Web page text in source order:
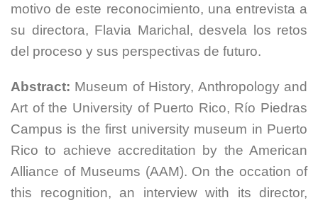
motivo de este reconocimiento, una entrevista a
su directora, Flavia Marichal, desvela los retos
del proceso y sus perspectivas de futuro.
Abstract: Museum of History, Anthropology and
Art of the University of Puerto Rico, Río Piedras
Campus is the first university museum in Puerto
Rico to achieve accreditation by the American
Alliance of Museums (AAM). On the occation of
this recognition, an interview with its director,